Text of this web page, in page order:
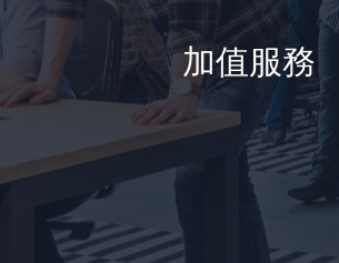
加值服務